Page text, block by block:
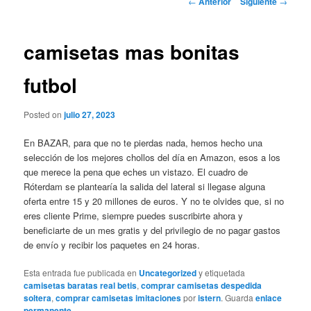
camisetas mas bonitas
futbol
Posted onjulio 27, 2023
En BAZAR, para que no te pierdas nada, hemos hecho una
selección de los mejores chollos del día en Amazon, esos a los
que merece la pena que eches un vistazo. El cuadro de
Róterdam se plantearía la salida del lateral si llegase alguna
oferta entre 15 y 20 millones de euros. Y no te olvides que, si no
eres cliente Prime, siempre puedes suscribirte ahora y
beneficiarte de un mes gratis y del privilegio de no pagar gastos
de envío y recibir los paquetes en 24 horas.
Esta entrada fue publicada en Uncategorizedy etiquetada
camisetas baratas real betis,comprar camisetas despedida
soltera,comprar camisetas imitacionesporistern. Guardaenlace